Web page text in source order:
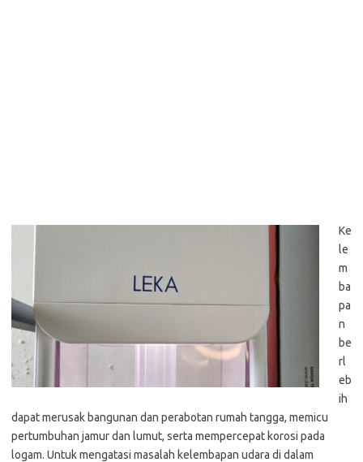
Ke
le
m
ba
pa
n
be
rl
eb
ih
dapat merusak bangunan dan perabotan rumah tangga, memicu
pertumbuhan jamur dan lumut, serta mempercepat korosi pada
logam. Untuk mengatasi masalah kelembapan udara di dalam